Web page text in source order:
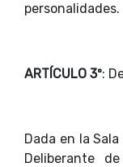
personalidades.
ARTÍCULO 3º:
Dada en la
Deliberante